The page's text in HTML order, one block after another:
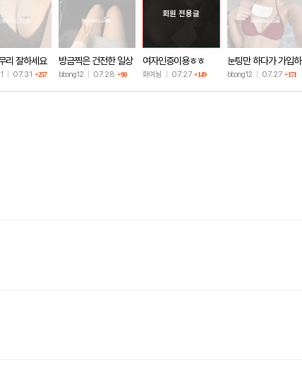
리 잘하세요
07.31 +257
방금찍은 건전한 일상
샷
bbong12 07.28 +90
회원 전용글
여자인증이용ㅎㅎ
화여뉭 07.27+149
눈팅만 하다가 가입하
고 인증!
bbong12 07.27 +171